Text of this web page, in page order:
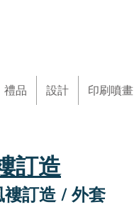
禮品 設計 印刷噴畫
訂造
訂造 / 外套